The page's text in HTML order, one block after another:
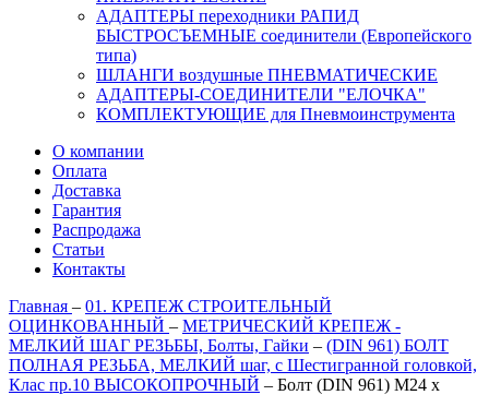
АДАПТЕРЫ переходники РАПИД
БЫСТРОСЪЕМНЫЕ соединители (Европейского
типа)
ШЛАНГИ воздушные ПНЕВМАТИЧЕСКИЕ
АДАПТЕРЫ-СОЕДИНИТЕЛИ "ЕЛОЧКА"
КОМПЛЕКТУЮЩИЕ для Пневмоинструмента
О компании
Оплата
Доставка
Гарантия
Распродажа
Статьи
Контакты
Главная – 01. КРЕПЕЖ СТРОИТЕЛЬНЫЙ
ОЦИНКОВАННЫЙ – МЕТРИЧЕСКИЙ КРЕПЕЖ -
МЕЛКИЙ ШАГ РЕЗЬБЫ, Болты, Гайки – (DIN 961) БОЛТ
ПОЛНАЯ РЕЗЬБА, МЕЛКИЙ шаг, с Шестигранной головкой,
Клас пр.10 ВЫСОКОПРОЧНЫЙ – Болт (DIN 961) M24 x